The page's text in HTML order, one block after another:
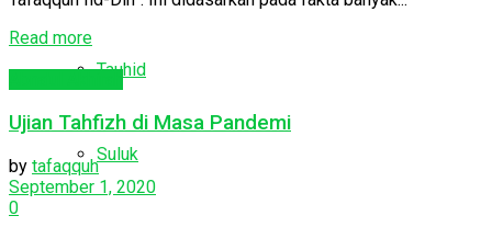
Tauhid
Suluk
Read more
Ujian Tahfizh di Masa Pandemi
by tafaqquh
September 1, 2020
0